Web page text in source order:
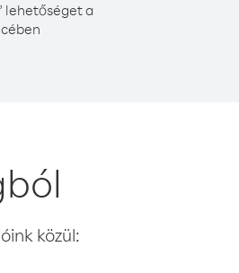
lehetőséget a
közül: